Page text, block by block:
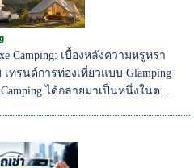
Camping: เบื้องหลังความหรูหรา
ทรนด์การท่องเที่ยวแบบ Glamping
Camping ได้กลายมาเป็นหนึ่งในต...